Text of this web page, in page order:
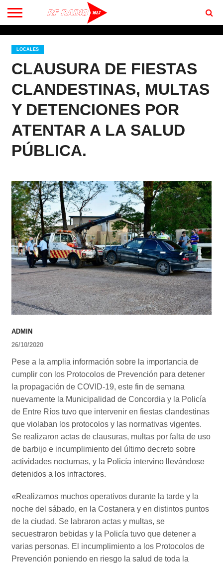
CONTACTO
BIENVENIDOS
A RF 102.7 FM
LOCALES
CLAUSURA DE FIESTAS
CLANDESTINAS, MULTAS
Y DETENCIONES POR
ATENTAR A LA SALUD
PÚBLICA.
ADMIN
26/10/2020
Pese a la amplia información sobre la importancia de
cumplir con los Protocolos de Prevención para detener
la propagación de COVID-19, este fin de semana
nuevamente la Municipalidad de Concordia y la Policía
de Entre Ríos tuvo que intervenir en fiestas clandestinas
que violaban los protocolos y las normativas vigentes.
Se realizaron actas de clausuras, multas por falta de uso
de barbijo e incumplimiento del último decreto sobre
actividades nocturnas, y la Policía intervino llevándose
detenidos a los infractores.
«Realizamos muchos operativos durante la tarde y la
noche del sábado, en la Costanera y en distintos puntos
de la ciudad. Se labraron actas y multas, se
secuestraron bebidas y la Policía tuvo que detener a
varias personas. El incumplimiento a los Protocolos de
Prevención poniendo en riesgo la salud de toda la